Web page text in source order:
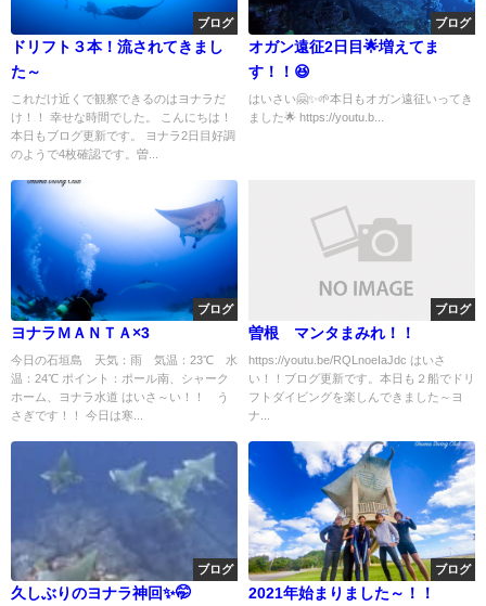
ブログ
ドリフト３本！流されてきまし
た～
これだけ近くで観察できるのはヨナラだ
け！！ 幸せな時間でした。 こんにちは！
本日もブログ更新です。 ヨナラ2日目好調
のようで4枚確認です。曽...
ブログ
オガン遠征2日目🌟増えてま
す！！😆
はいさい🤗✨🌱本日もオガン遠征いってき
ました🌟 https://youtu.b...
ブログ
ヨナラＭＡＮＴＡ×3
今日の石垣島 天気：雨 気温：23℃ 水
温：24℃ ポイント：ポール南、シャーク
ホーム、ヨナラ水道 はいさ～い！！ う
さぎです！！ 今日は寒...
ブログ
曽根 マンタまみれ！！
https://youtu.be/RQLnoeIaJdc はいさ
い！！ブログ更新です。本日も２船でドリ
フトダイビングを楽しんできました～ヨ
ナ...
ブログ
久しぶりのヨナラ神回✨🤭
ブログ
2021年始まりました～！！